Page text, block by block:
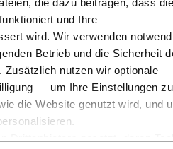
und Ihre
wird. Wir verwenden
Betrieb und die Sicherheit
Zusätzlich nutzen wir optionale
— um Ihre Einstellungen zu
die Website genutzt wird, und
wurde aufgrund der COVID-
in den Mai verschoben. So hatte
nun im Rahmen der
Vertretern des Landes und
den Fortschritt der